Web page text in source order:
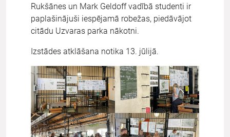
Rukšānes un Mark Geldoff vadībā studenti ir
paplašinājuši iespējamā robežas, piedāvājot
citādu Uzvaras parka nākotni.
Izstādes atklāšana notika 13. jūlijā.